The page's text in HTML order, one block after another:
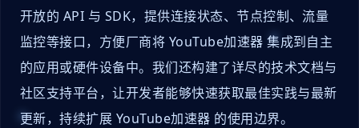
开放的 API 与 SDK，提供连接状态、节点控制、流量
监控等接口，方便厂商将 YouTube加速器 集成到自主
的应用或硬件设备中。我们还构建了详尽的技术文档与
社区支持平台，让开发者能够快速获取最佳实践与最新
更新，持续扩展 YouTube加速器 的使用边界。